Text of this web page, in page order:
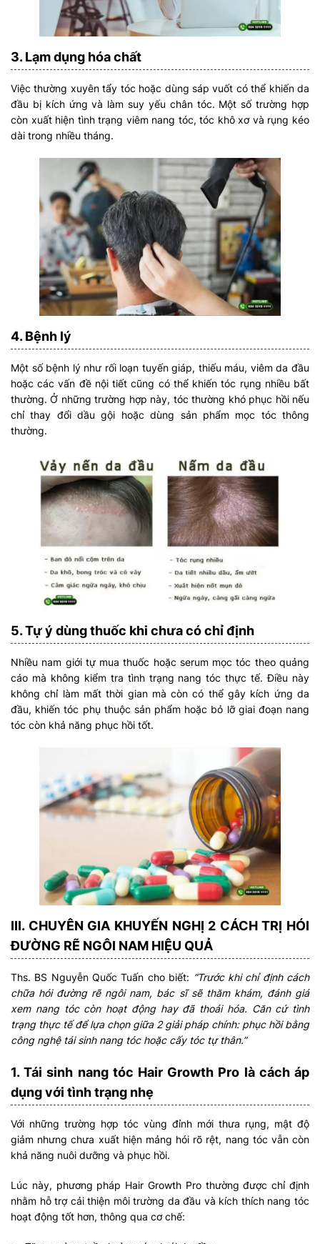
3. Lạm dụng hóa chất
Việc thường xuyên tẩy tóc hoặc dùng sáp vuốt có thể khiến da
đầu bị kích ứng và làm suy yếu chân tóc. Một số trường hợp
còn xuất hiện tình trạng viêm nang tóc, tóc khô xơ và rụng kéo
dài trong nhiều tháng.
4. Bệnh lý
Một số bệnh lý như rối loạn tuyến giáp, thiếu máu, viêm da đầu
hoặc các vấn đề nội tiết cũng có thể khiến tóc rụng nhiều bất
thường. Ở những trường hợp này, tóc thường khó phục hồi nếu
chỉ thay đổi dầu gội hoặc dùng sản phẩm mọc tóc thông
thường.
5. Tự ý dùng thuốc khi chưa có chỉ định
Nhiều nam giới tự mua thuốc hoặc serum mọc tóc theo quảng
cáo mà không kiểm tra tình trạng nang tóc thực tế. Điều này
không chỉ làm mất thời gian mà còn có thể gây kích ứng da
đầu, khiến tóc phụ thuộc sản phẩm hoặc bỏ lỡ giai đoạn nang
tóc còn khả năng phục hồi tốt.
III. CHUYÊN GIA KHUYẾN NGHỊ 2 CÁCH TRỊ HÓI
ĐƯỜNG RẼ NGÔI NAM HIỆU QUẢ
Ths. BS Nguyễn Quốc Tuấn cho biết: “Trước khi chỉ định cách
chữa hói đường rẽ ngôi nam, bác sĩ sẽ thăm khám, đánh giá
xem nang tóc còn hoạt động hay đã thoái hóa. Căn cứ tình
trạng thực tế để lựa chọn giữa 2 giải pháp chính: phục hồi bằng
công nghệ tái sinh nang tóc hoặc cấy tóc tự thân.”
1. Tái sinh nang tóc Hair Growth Pro là cách áp
dụng với tình trạng nhẹ
Với những trường hợp tóc vùng đỉnh mới thưa rụng, mật độ
giảm nhưng chưa xuất hiện mảng hói rõ rệt, nang tóc vẫn còn
khả năng nuôi dưỡng và phục hồi.
Lúc này, phương pháp Hair Growth Pro thường được chỉ định
nhằm hỗ trợ cải thiện môi trường da đầu và kích thích nang tóc
hoạt động tốt hơn, thông qua cơ chế: